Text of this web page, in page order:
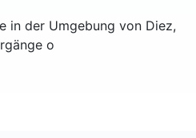
in der Umgebung von Diez,
o